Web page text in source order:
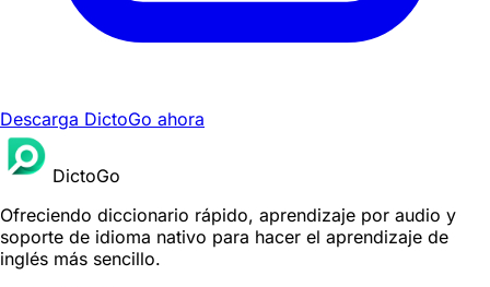
Descarga DictoGo ahora
DictoGo
Ofreciendo diccionario rápido, aprendizaje por audio y
soporte de idioma nativo para hacer el aprendizaje de
inglés más sencillo.